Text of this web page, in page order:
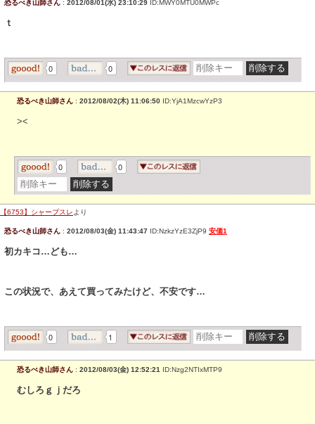
恐るべき山師さん : 2012/08/01(水) 23:10:29 ID:MWY0MTU0MWPc
ｔ
0 0
恐るべき山師さん : 2012/08/02(木) 11:06:50 ID:YjA1MzcwYzP3
><
0 0
【6753】シャープスレ より
恐るべき山師さん : 2012/08/03(金) 11:43:47 ID:NzkzYzE3ZjP9 安価1
初カキコ…ども…
この状況で、あえて買ってみたけど、不安です…
0 1
恐るべき山師さん : 2012/08/03(金) 12:52:21 ID:Nzg2NTIxMTP9
むしろｇｊだろ